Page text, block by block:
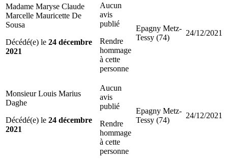
Madame Maryse Claude
Marcelle Mauricette De
Sousa
Décédé(e) le 24 décembre
2021
Aucun
avis
publié
Rendre
hommage
à cette
personne
Epagny Metz-
Tessy (74)
24/12/2021
Monsieur Louis Marius
Daghe
Décédé(e) le 24 décembre
2021
Aucun
avis
publié
Rendre
hommage
à cette
personne
Epagny Metz-
Tessy (74)
24/12/2021